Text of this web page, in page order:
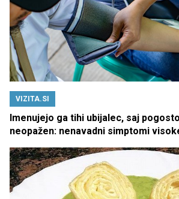
VIZITA.SI
Imenujejo ga tihi ubijalec, saj
neopažen: nenavadni simptomi